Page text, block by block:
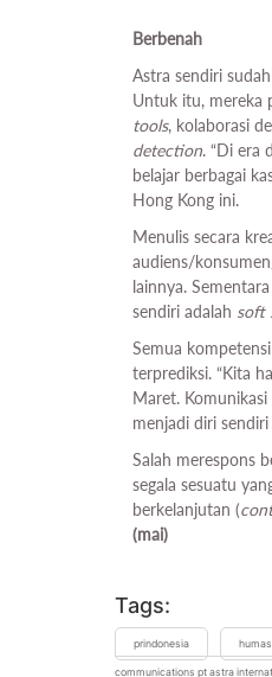
Berbenah
Astra sendiri
Untuk itu, mereka
tools, kolaborasi
detection. “Di era
belajar berbagai
Hong Kong ini.
Menulis secara
audiens/
lainnya.
sendiri adalah soft
Semua
terprediksi. “Kita
Maret.
menjadi diri
Salah merespons
segala sesuatu
berkelanjutan (
(mai)
Tags:
prindonesia humas
communications pt astra